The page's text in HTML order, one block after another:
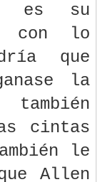
es su
con lo
que
la
cintas
le
Allen